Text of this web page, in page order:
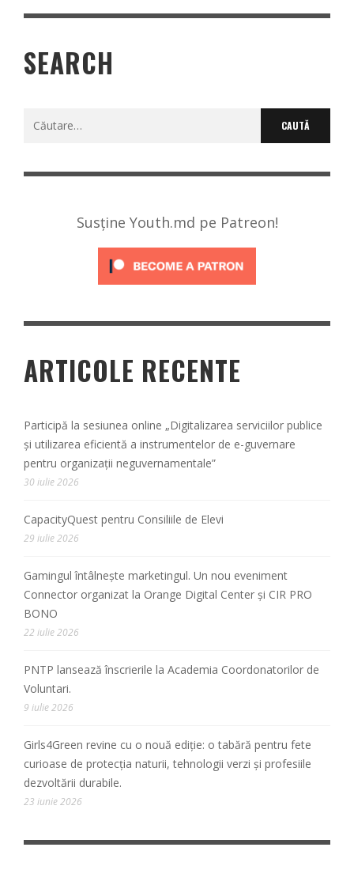
SEARCH
Caută
Susține Youth.md pe Patreon!
ARTICOLE RECENTE
Participă la sesiunea online „Digitalizarea serviciilor publice
și utilizarea eficientă a instrumentelor de e-guvernare
pentru organizații neguvernamentale”
30 iulie 2026
CapacityQuest pentru Consiliile de Elevi
29 iulie 2026
Gamingul întâlnește marketingul. Un nou eveniment
Connector organizat la Orange Digital Center și CIR PRO
BONO
22 iulie 2026
PNTP lansează înscrierile la Academia Coordonatorilor de
Voluntari.
9 iulie 2026
Girls4Green revine cu o nouă ediție: o tabără pentru fete
curioase de protecția naturii, tehnologii verzi și profesiile
dezvoltării durabile.
23 iunie 2026